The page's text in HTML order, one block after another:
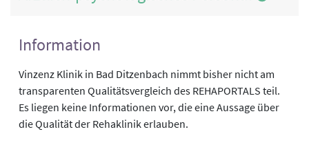
Information
Vinzenz Klinik in Bad Ditzenbach nimmt bisher nicht am
transparenten Qualitätsvergleich des REHAPORTALS teil.
Es liegen keine Informationen vor, die eine Aussage über
die Qualität der Rehaklinik erlauben.